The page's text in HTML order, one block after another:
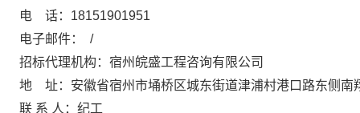
电
话： 18151901951
电子邮件：
/
招标代理机构： 宿州皖盛工程咨询有限公司
地
址： 安徽省宿州市埇桥区城东街道津浦村港口路东侧南
联 系 人： 纪工